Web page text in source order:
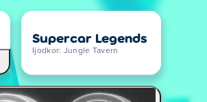
Supercar Legends
Ijodkor: Jungle Tavern